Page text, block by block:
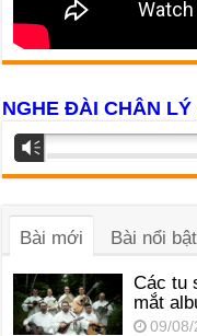
NGHE ĐÀI CHÂN LÝ
Trình
phát
âm
Vm
Bài mới Bài nổi bật
Các tu
mắt
09/08/